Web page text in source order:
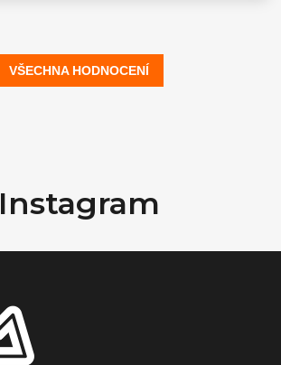
VŠECHNA HODNOCENÍ
Instagram